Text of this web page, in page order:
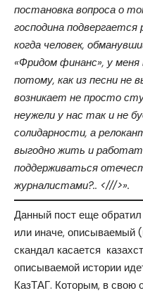
постановка вопроса о
господина
когда человек,
«Фридом финанс», у
потому, как из песни не
возникает не просто
неужели у нас так и не
солидарности, а
выгодно жить и
поддерживаться
журналистами?.. <///>».
Данный пост еще
или иначе, описываемый
скандал касается
описываемой истории
КазТАГ. Которым, в свою